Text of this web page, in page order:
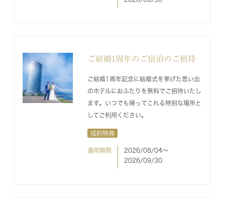
ご結婚1周年のご宿泊のご招待
ご結婚1周年記念に結婚式を挙げた思い出
のホテルにおふたりを無料でご招待いたし
ます。いつでも帰ってこれる特別な場所と
してご利用ください。
成約特典
適用期間
2026/08/04〜
2026/09/30